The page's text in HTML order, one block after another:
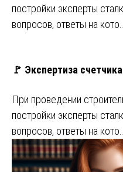
постройки эксперты
вопросов, ответы на
🚩 Экспертиза
При проведении
постройки эксперты
вопросов, ответы на